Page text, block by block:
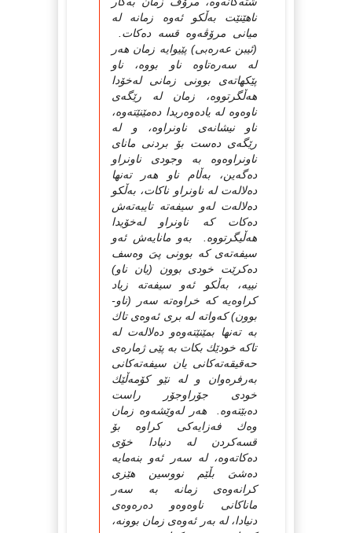
ناهێنێت بەڵكو ئەوە زمانە لە
میانى مرۆڤەوە قسە دەكات.
(ئیبن عەرەبى) پێیوایە زمان هەر
لە سەرەتاوە ناو بووە، ناو
پێكهاتەى بوونى زمانى لەخۆدا
هەڵگرتووە، زمان لە رێگەى
ناوەوە لە یادەوەریدا دەمێنێتەوە،
ناو نیشانەى ناونراوە، و لە
رێگەى دەست بۆ بردنى ماناى
ناونراوەوە بە وجودى ناونراو
دەگەین، بەڵام ناو هەر تەنها
دەلالەت لە ناونراو ناكات، بەڵكو
دەلالەت لەو سیفەتە تایبەتەش
دەكات كە ناونراو لەخۆیدا
هەڵیگرتووە. بەو مانایەش ئەو
سیفەتەى كە بوونى پىَ وەسف
دەكرێت خودى بوون (یان ناو)
نییە، بەڵكو ئەو سیفەتە زیاد
كراوەیە كە خراوەتە سەر (ناو-
بوون) كەواتە لە برى ئەوەى تاك
بە تەنها بمێنێتەوەو دەلالەت لە
تاكە خودێك بكات بە پێى ژمارەى
حەقیقەتەكانى یان سیفەتەكانى
بەرفرەوان و لە نێو كۆمەڵێك
خودى جۆراوجۆر راست
دەبێتەوە. هەر لەوێشەوە زمان
وەك فەزایەكى كراوە بۆ
قسەكردن لە دنیادا خۆى
دەكاتەوە، لە سەر ئەو بنەمایە
دەشىَ بڵێم نووسین هێزى
كرانەوەى زمانە بە سەر
ماناكانى ناوەوەو دەرەوەى
دنیادا، لە بەر ئەوەى زمان بوونە،